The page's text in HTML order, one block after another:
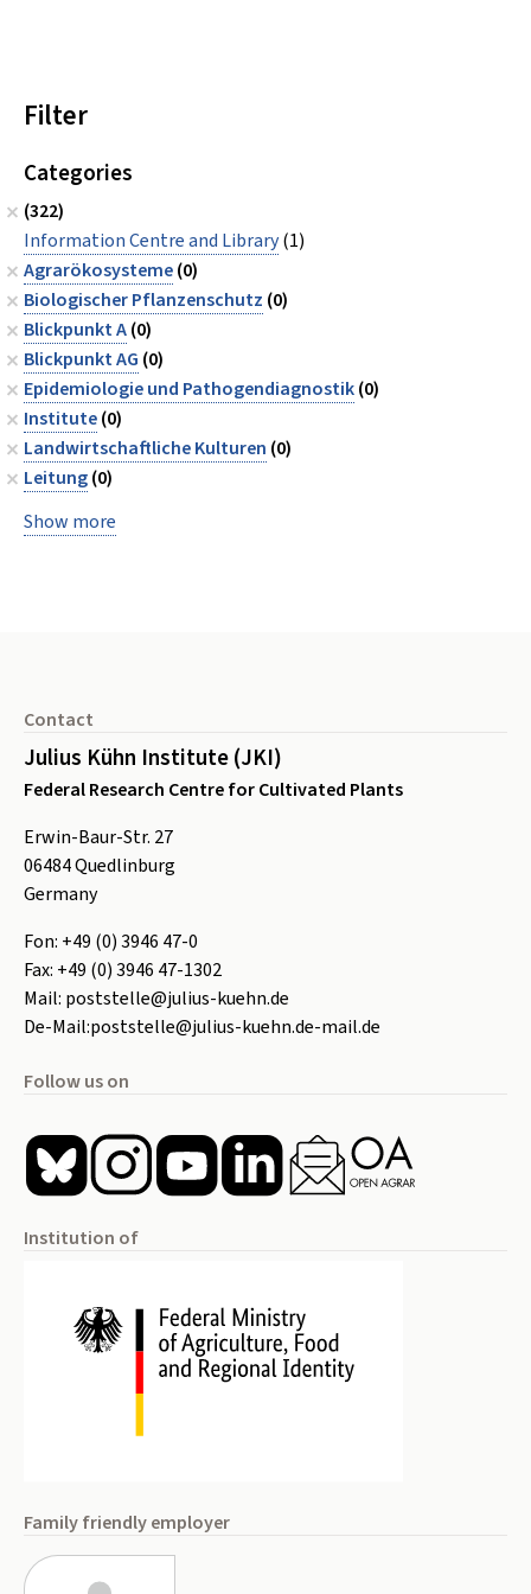
Filter
Categories
(322)
Information Centre and Library(1)
Agrarökosysteme(0)
Biologischer Pflanzenschutz (0)
Blickpunkt A(0)
Blickpunkt AG (0)
Epidemiologie und Pathogendiagnostik(0)
Institute(0)
Landwirtschaftliche Kulturen (0)
Leitung(0)
Show more
Contact
Julius Kühn Institute (JKI)
Federal Research Centre for Cultivated Plants
Erwin-Baur-Str. 27
06484Quedlinburg
Germany
Fon: +49 (0) 3946 47-0
Fax: +49 (0) 3946 47-1302
Mail: poststelle@julius-kuehn.de
De-Mail:poststelle@julius-kuehn.de-mail.de
Follow us on
Institution of
Family friendly employer